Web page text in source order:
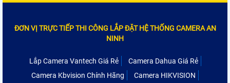
ĐƠN VỊ TRỰC TIẾP THI CÔNG LẮP ĐẶT HỆ THỐNG CAMERA AN
NINH
Lắp Camera Vantech Giá Rẻ
Camera Dahua Giá Rẻ
Camera Kbvision Chính Hãng
Camera HIKVISION